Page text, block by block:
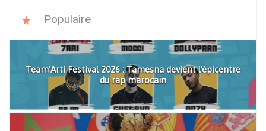
Populaire
Team'Arti Festival 2026 : Tamesna devient l'épicentre
du rap marocain